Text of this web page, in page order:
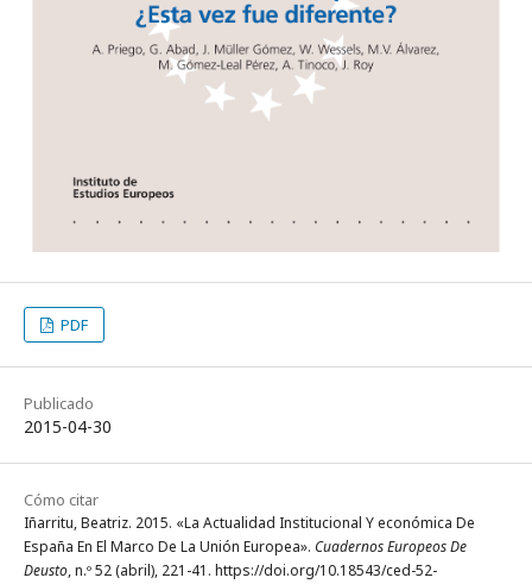
PDF
Publicado
2015-04-30
Cómo citar
Iñarritu, Beatriz. 2015. «La Actualidad Institucional Y económica De
España En El Marco De La Unión Europea». Cuadernos Europeos De
Deusto, n.º 52 (abril), 221-41. https://doi.org/10.18543/ced-52-